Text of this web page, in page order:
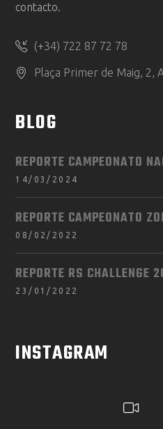
contacto.
(+34) 722 87 72 78
Plaça Primer de Maig, 2,
BLOG
REPORTE CAMPEONATO
14/03/2024
REPORTE CAMPEONATO
08/02/2022
REPORTE RS CHALLENGE
23/01/2022
INSTAGRAM